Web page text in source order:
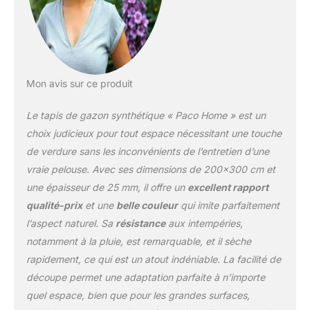
longue durée de vie. LES
DÉTAILS - Grâce à sa surface
perméable à l'eau, le gazon
synthétique se nettoie
enfants et aux animaux de
Votre satisfaction nous tient
naturellement à coeur ! Nous
nous réjouissons de recevoir
problèmes ou de remarques.
Mon avis sur ce produit
Le tapis de gazon synthétique « Paco Home » est un
choix judicieux pour tout espace nécessitant une touche
de verdure sans les inconvénients de l’entretien d’une
vraie pelouse. Avec ses dimensions de 200×300 cm et
une épaisseur de 25 mm, il offre un excellent rapport
qualité-prixet une belle couleurqui imite parfaitement
l’aspect naturel. Sa résistanceaux intempéries,
notamment à la pluie, est remarquable, et il sèche
rapidement, ce qui est un atout indéniable. La facilité de
découpe permet une adaptation parfaite à n’importe
quel espace, bien que pour les grandes surfaces,